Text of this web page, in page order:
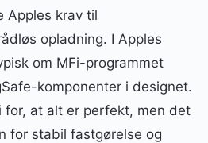
Apples krav til
opladning. I Apples
om MFi-programmet
komponenter i designet.
for, at alt er perfekt, men det
for stabil fastgørelse og